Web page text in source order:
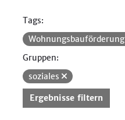
Tags:
Wohnungsbauförderung
Gruppen:
soziales
Ergebnisse filtern